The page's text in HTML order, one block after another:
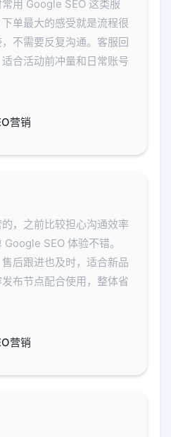
用 Google SEO 这类服
单最大的感受就是流程很
不需要反复沟通。客服回
合活动前冲量和日常账号
营销
，之前比较担心沟通效率
SEO 体验不错。
后跟进也及时，适合新品
布节点配合使用，整体省
营销